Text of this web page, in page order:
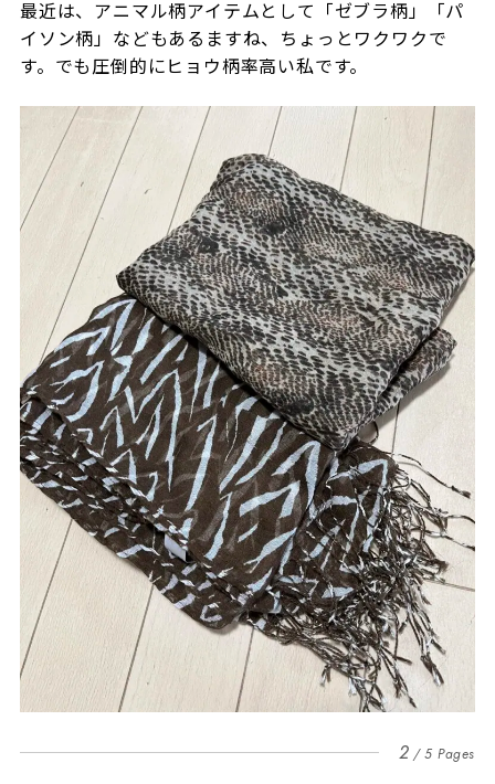
最近は、アニマル柄アイテムとして「ゼブラ柄」「パ
イソン柄」などもあるますね、ちょっとワクワクで
す。でも圧倒的にヒョウ柄率高い私です。
2 5 Pages